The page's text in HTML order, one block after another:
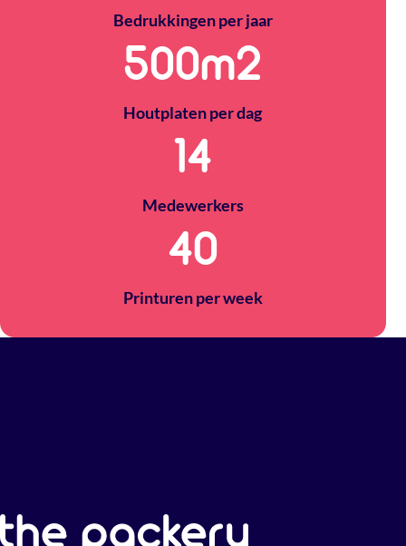
Bedrukkingen per jaar
500m2
Houtplaten per dag
14
Medewerkers
40
Printuren per week